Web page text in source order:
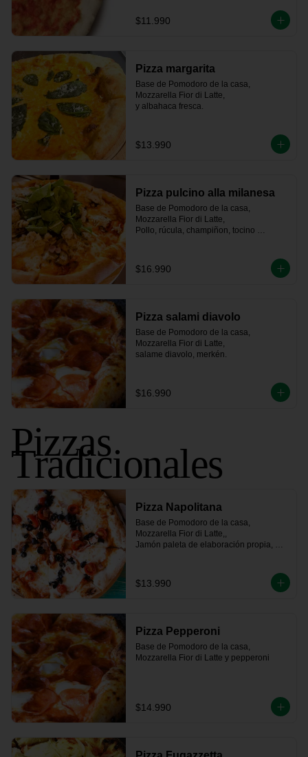
$11.990
Pizza margarita
Base de Pomodoro de la casa,
Mozzarella Fior di Latte,
y albahaca fresca.
$13.990
Pizza pulcino alla milanesa
Base de Pomodoro de la casa,
Mozzarella Fior di Latte,
Pollo, rúcula, champiñon, tocino
$16.990
Pizza salami diavolo
Base de Pomodoro de la casa,
Mozzarella Fior di Latte,
salame diavolo, merkén.
$16.990
Pizzas
Tradicionales
Pizza Napolitana
Base de Pomodoro de la casa,
Mozzarella Fior di Latte,,
Jamón paleta de elaboración propia,
$13.990
Pizza Pepperoni
Base de Pomodoro de la casa,
Mozzarella Fior di Latte y pepperoni
$14.990